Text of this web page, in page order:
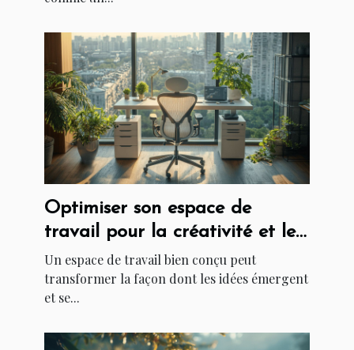
Optimiser son espace de
travail pour la créativité et le
succès
Un espace de travail bien conçu peut
transformer la façon dont les idées émergent
et se...